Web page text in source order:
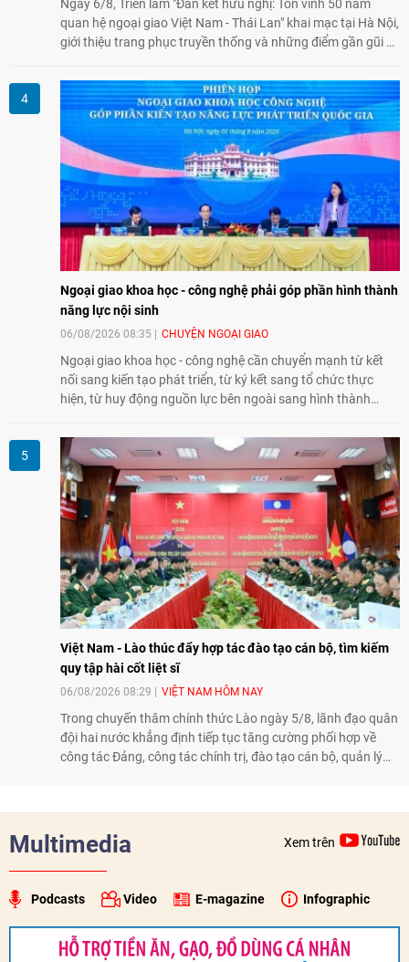
Ngày 6/8, Triển lãm "Đan kết hữu nghị: Tôn vinh 50 năm
quan hệ ngoại giao Việt Nam - Thái Lan" khai mạc tại Hà Nội,
giới thiệu trang phục truyền thống và những điểm gần gũi về
giao lưu nhân dân trong chặng đường nửa thế kỷ quan hệ
song phương.
Ngoại giao khoa học - công nghệ phải góp phần hình thành
năng lực nội sinh
06/08/2026 08:35 CHUYỆN NGOẠI GIAO
Ngoại giao khoa học - công nghệ cần chuyển mạnh từ kết
nối sang kiến tạo phát triển, từ ký kết sang tổ chức thực
hiện, từ huy động nguồn lực bên ngoài sang hình thành
nghệ, đổi mới sáng tạo và chuyển đổi số trở thành động lực
phát triển đất nước.
Việt Nam - Lào thúc đẩy hợp tác đào tạo cán bộ, tìm kiếm
quy tập hài cốt liệt sĩ
06/08/2026 08:29 VIỆT NAM HÔM NAY
Trong chuyến thăm chính thức Lào ngày 5/8, lãnh đạo quân
đội hai nước khẳng định tiếp tục tăng cường phối hợp về
công tác Đảng, công tác chính trị, đào tạo cán bộ, quản lý
Multimedia Xem trên
Podcasts Video E-magazine Infographic